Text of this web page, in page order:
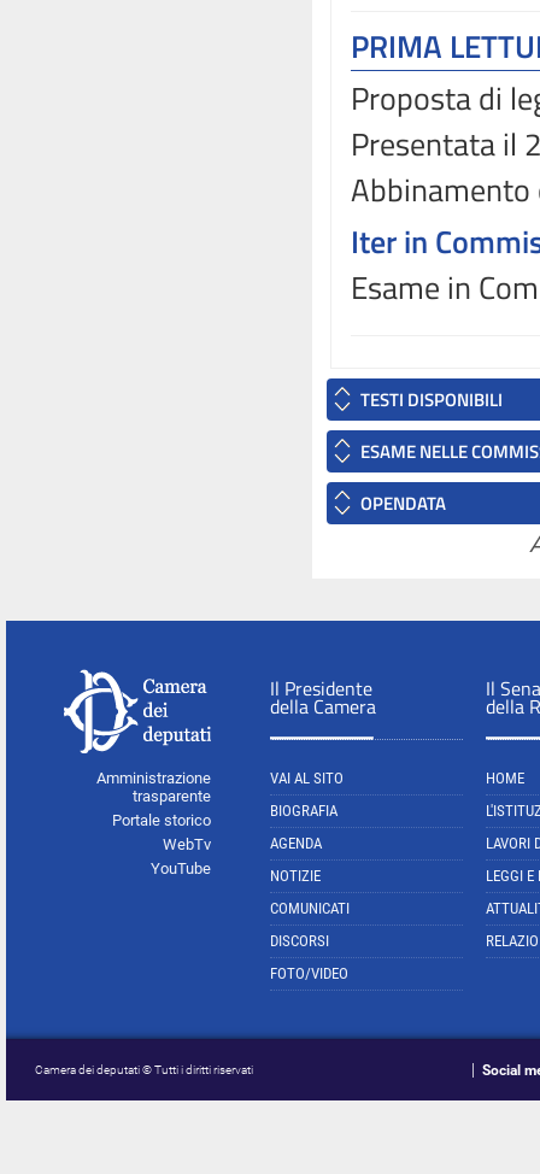
PRIMA
Proposta di
Presentata il
Abbinamento
Iter in
Esame in
TESTI DISPONIBILI
ESAME NELLE
OPENDATA
Amministrazione
trasparente
Portale storico
WebTv
YouTube
Il Presidente
della Camera
VAI AL SITO
BIOGRAFIA
AGENDA
NOTIZIE
COMUNICATI
DISCORSI
FOTO/VIDEO
Il
della
HOME
LAVORI
LEGGI E
Camera dei deputati © Tutti i diritti riservati Social